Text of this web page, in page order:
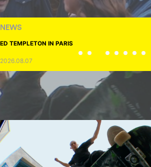
NEWS
ED TEMPLETON IN PARIS
2026.08.07